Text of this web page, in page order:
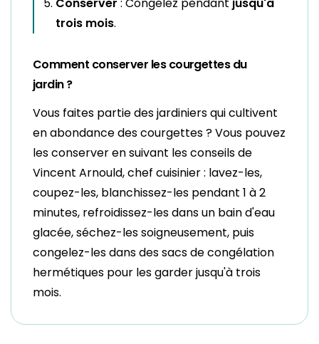
trois mois.
Comment conserver les courgettes du
jardin ?
Vous faites partie des jardiniers qui cultivent
en abondance des courgettes ? Vous pouvez
les conserver en suivant les conseils de
Vincent Arnould, chef cuisinier : lavez-les,
coupez-les, blanchissez-les pendant 1 à 2
minutes, refroidissez-les dans un bain d'eau
glacée, séchez-les soigneusement, puis
congelez-les dans des sacs de congélation
hermétiques pour les garder jusqu'à trois
mois.